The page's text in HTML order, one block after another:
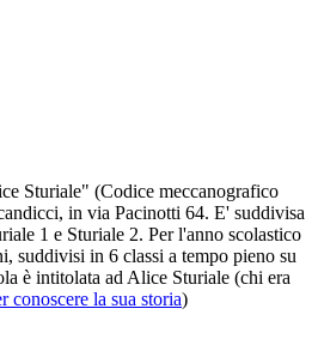
Sturiale" (Codice meccanografico
in via Pacinotti 64. E' suddivisa
1 e Sturiale 2. Per l'anno scolastico
suddivisi in 6 classi a tempo pieno su
è intitolata ad Alice Sturiale (chi era
conoscere la sua storia)